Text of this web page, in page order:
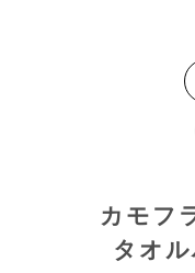
カモフ
タオ